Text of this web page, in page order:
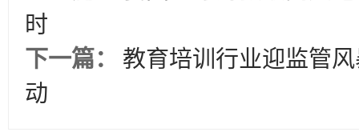
时
下一篇：
教育培训行业迎监管
动